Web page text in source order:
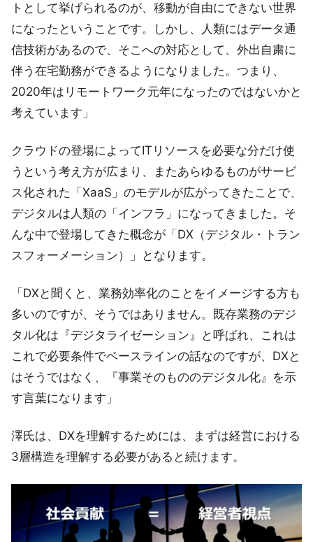
トとして挙げられるのが、移動が自由にできない世界
になったということです。しかし、人類にはデータ通
信技術があるので、そこへの対応として、外出自粛に
伴う在宅勤務ができるようになりました。つまり、
2020年はリモートワーク元年になったのではないかと
考えています」
クラウドの登場によってITリソースを必要な分だけ使
うという考え方が広まり、またあらゆるものがサービ
ス化された「XaaS」のモデルが広がってきたことで、
デジタルは人類の「インフラ」になってきました。そ
んな中で登場してきた概念が「DX（デジタル・トラン
スフォーメーション）」となります。
「DXと聞くと、業務効率化のことをイメージする方も
多いのですが、そうではありません。既存業務のデジ
タル化は『デジタライゼーション』と呼ばれ、これは
これで必要条件でベースラインの話なのですが、DXと
はそうではなく、『事業そのもののデジタル化』を示
す言葉になります」
澤氏は、DXを理解するためには、まずは経営における
3層構造を理解する必要があると続けます。